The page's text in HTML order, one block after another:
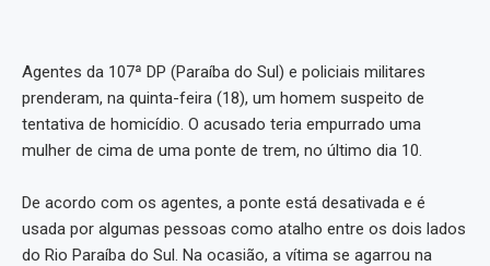
Agentes da 107ª DP (Paraíba do Sul) e policiais militares
prenderam, na quinta-feira (18), um homem suspeito de
tentativa de homicídio. O acusado teria empurrado uma
mulher de cima de uma ponte de trem, no último dia 10.
De acordo com os agentes, a ponte está desativada e é
usada por algumas pessoas como atalho entre os dois lados
do Rio Paraíba do Sul. Na ocasião, a vítima se agarrou na